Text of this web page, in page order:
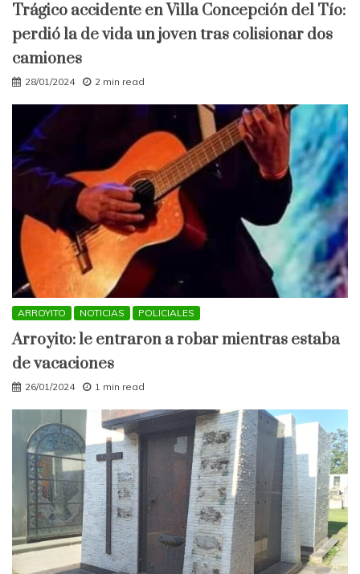
Trágico accidente en Villa Concepción del Tío:
perdió la de vida un joven tras colisionar dos
camiones
28/01/2024 2 min read
ARROYITO NOTICIAS POLICIALES
Arroyito: le entraron a robar mientras estaba
de vacaciones
26/01/2024 1 min read